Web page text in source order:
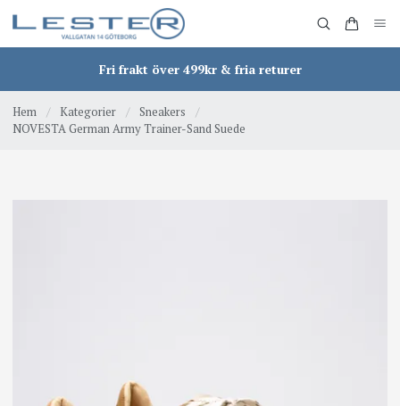
Fri frakt över 499kr & fria returer
Hem / Kategorier / Sneakers
/
NOVESTA German Army Trainer-Sand Suede